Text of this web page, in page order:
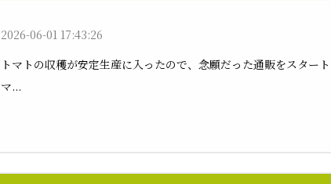
2026-06-01 17:43:26
トマトの収穫が安定生産に入ったので、念願だった通販をスター
マ...